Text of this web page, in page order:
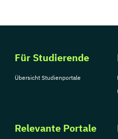
Umweltingenieurwesen
Für Studierende
Übersicht Studienportale
Relevante Portale